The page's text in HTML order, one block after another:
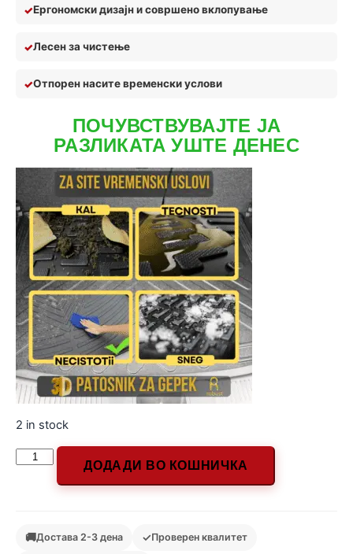
Ергономски дизајн и совршено вклопување
Лесен за чистење
Отпорен насите временски услови
ПОЧУВСТВУВАЈТЕ ЈА
РАЗЛИКАТА УШТЕ ДЕНЕС
2 in stock
ДОДАДИ ВО КОШНИЧКА
🚚Достава 2-3 дена ✓Проверен квалитет